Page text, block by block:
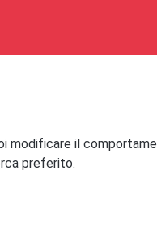
modificare il
preferito.